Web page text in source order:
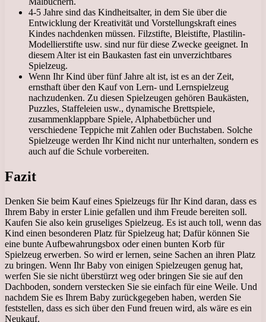
4-5 Jahre sind das Kindheitsalter, in dem Sie über die
Entwicklung der Kreativität und Vorstellungskraft eines
Kindes nachdenken müssen. Filzstifte, Bleistifte, Plastilin-
Modellierstifte usw. sind nur für diese Zwecke geeignet. In
diesem Alter ist ein Baukasten fast ein unverzichtbares
Spielzeug.
Wenn Ihr Kind über fünf Jahre alt ist, ist es an der Zeit,
ernsthaft über den Kauf von Lern- und Lernspielzeug
nachzudenken. Zu diesen Spielzeugen gehören Baukästen,
Puzzles, Staffeleien usw., dynamische Brettspiele,
zusammenklappbare Spiele, Alphabetbücher und
verschiedene Teppiche mit Zahlen oder Buchstaben. Solche
Spielzeuge werden Ihr Kind nicht nur unterhalten, sondern es
auch auf die Schule vorbereiten.
Fazit
Denken Sie beim Kauf eines Spielzeugs für Ihr Kind daran, dass es
Ihrem Baby in erster Linie gefallen und ihm Freude bereiten soll.
Kaufen Sie also kein gruseliges Spielzeug. Es ist auch toll, wenn das
Kind einen besonderen Platz für Spielzeug hat; Dafür können Sie
eine bunte Aufbewahrungsbox oder einen bunten Korb für
Spielzeug erwerben. So wird er lernen, seine Sachen an ihren Platz
zu bringen. Wenn Ihr Baby von einigen Spielzeugen genug hat,
werfen Sie sie nicht überstürzt weg oder bringen Sie sie auf den
Dachboden, sondern verstecken Sie sie einfach für eine Weile. Und
nachdem Sie es Ihrem Baby zurückgegeben haben, werden Sie
feststellen, dass es sich über den Fund freuen wird, als wäre es ein
Neukauf.